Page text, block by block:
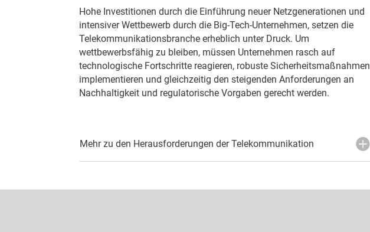
Hohe Investitionen durch die Einführung neuer Netzgenerationen und
intensiver Wettbewerb durch die Big-Tech-Unternehmen, setzen die
Telekommunikationsbranche erheblich unter Druck. Um
wettbewerbsfähig zu bleiben, müssen Unternehmen rasch auf
technologische Fortschritte reagieren, robuste Sicherheitsmaßnahmen
implementieren und gleichzeitig den steigenden Anforderungen an
Nachhaltigkeit und regulatorische Vorgaben gerecht werden.
Mehr zu den Herausforderungen der Telekommunikation